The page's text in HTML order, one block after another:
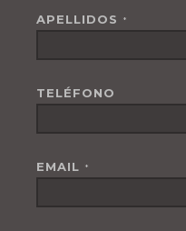
APELLIDOS *
TELÉFONO
EMAIL *